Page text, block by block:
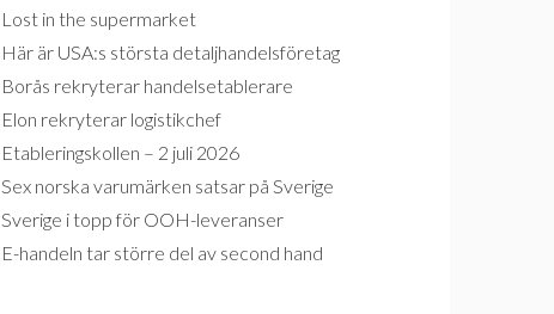
Lost in the supermarket
Här är USA:s största detaljhandelsföretag
Borås rekryterar handelsetablerare
Elon rekryterar logistikchef
Etableringskollen – 2 juli 2026
Sex norska varumärken satsar på Sverige
Sverige i topp för OOH-leveranser
E-handeln tar större del av second hand